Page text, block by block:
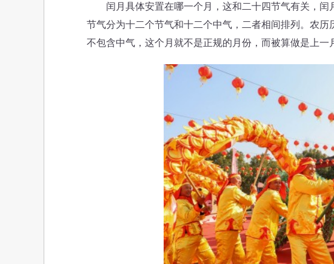
闰月具体安置在哪一个月，这和二十四节气有关，闰
节气分为十二个节气和十二个中气，二者相间排列。农
不包含中气，这个月就不是正规的月份，而被算做是上一